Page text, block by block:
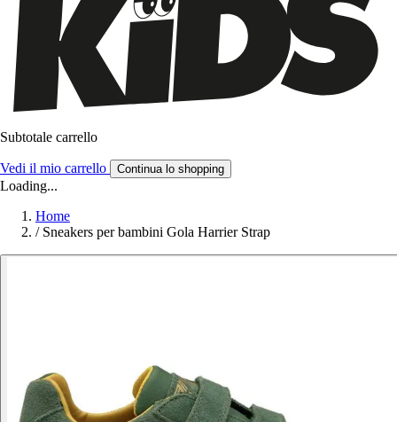
Subtotale carrello
Vedi il mio carrello Continua lo shopping
Loading...
Home
/ Sneakers per bambini Gola Harrier Strap